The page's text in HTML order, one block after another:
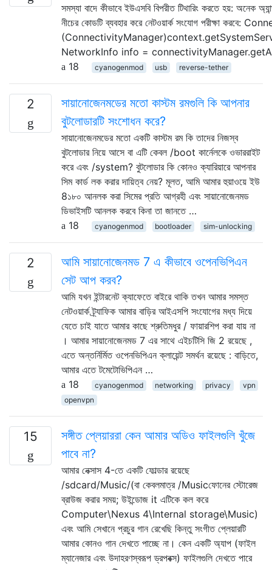
সমস্যা বাদে কীভাবে ইউএসবি বিপরীত টিথারিং করতে হয়: অনেক
নীচের কোডটি ব্যবহার করে নেটওয়ার্ক সংযোগ পরীক্ষা
NetworkInfo info =
18
cyanogenmod usb reverse-tether
2
সায়ানোজেনমডের মতো কাস্টম রমগুলি কি আপনার
বুটলোডারটি সংশোধন করে?
সায়ানোজেনমডের মতো একটি কাস্টম রম কি তাদের নিজস্ব
বুটলোডার নিয়ে আসে বা এটি কেবল /boot কার্নেলকে ওভাররাইট
করে এবং /system? বুটলোডার কি কোনও ক্যারিয়ারে আপনার
সিম কার্ড লক করার দায়িত্ব নেয়? মূলত, আমি আমার হুয়াওয়ে ইউ
8১৮০ আনলক করা সিমের প্রতি আগ্রহী এবং সায়ানোজেনমড
ডিভাইসটি আনলক করবে কিনা তা জানতে …
18
cyanogenmod bootloader sim-unlocking
2
আমি সায়ানোজেনমড 7 এ কীভাবে ওপেনভিপিএন
সেট আপ করব?
আমি যখন ইন্টারনেট ক্যাফেতে বাইরে থাকি তখন আমার সমস্ত
নেটওয়ার্ক ট্র্যাফিক আমার বাড়ির আইএসপি সংযোগের মধ্য দিয়ে
যেতে চাই যাতে আমার কাছে শ্রুতিমধুর / ফায়ারশিপ করা যায় না
। আমার সায়ানোজেনমড 7 এর সাথে এইচটিসি জি 2 রয়েছে ,
এতে অন্তর্নির্মিত ওপেনভিপিএন ক্লায়েন্ট সমর্থন রয়েছে : বাড়িতে,
আমার এতে টমেটোভিপিএন …
18
cyanogenmod networking privacy
vpn
openvpn
15
সঙ্গীত প্লেয়াররা কেন আমার অডিও ফাইলগুলি খুঁজে
পাবে না?
আমার নেক্সাস 4-তে একটি ফোল্ডার রয়েছে
/sdcard/Music/(বা কেবলমাত্র /Musicফোনের স্টোরেজ
ব্রাউজ করার সময়; উইন্ডোজ it এটিকে কল করে
Computer\Nexus 4\Internal storage\Music)
এবং আমি সেখানে প্রচুর গান রেখেছি কিন্তু সংগীত প্লেয়ারটি
আমার কোনও গান দেখতে পাচ্ছে না। কেন একটি অ্যাপ (ফাইল
ম্যানেজার এবং উদাহরণস্বরূপ ড্রপবক্স) ফাইলগুলি দেখতে পারে